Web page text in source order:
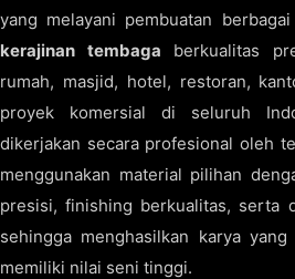
yang melayani pembuatan berbagai
kerajinan tembaga berkualitas
rumah, masjid, hotel, restoran,
proyek komersial di seluruh
dikerjakan secara profesional oleh
menggunakan material pilihan
presisi, finishing berkualitas, serta
sehingga menghasilkan karya
memiliki nilai seni tinggi.